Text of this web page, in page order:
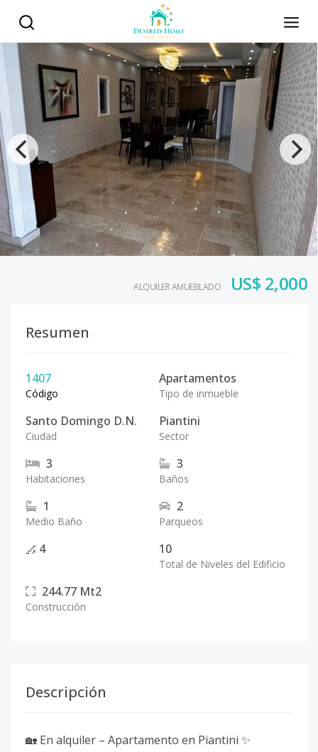
ALQUILER AMUEBLADO US$ 2,000
Resumen
1407
Código
Apartamentos
Tipo de inmueble
Santo Domingo D.N.
Ciudad
Piantini
Sector
3
Habitaciones
3
Baños
1
Medio Baño
2
Parqueos
4 10
Total de Niveles del Edificio
244.77 Mt2
Construcción
Descripción
🏡 En alquiler – Apartamento en Piantini ✨